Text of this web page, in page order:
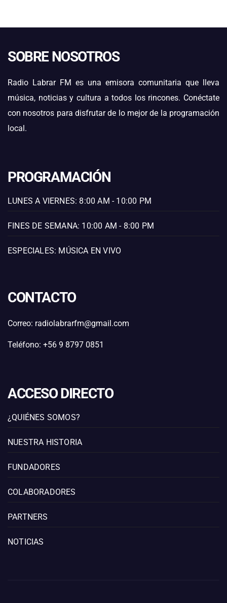
SOBRE NOSOTROS
Radio Labrar FM es una emisora comunitaria que lleva
música, noticias y cultura a todos los rincones. Conéctate
con nosotros para disfrutar de lo mejor de la programación
local.
PROGRAMACIÓN
LUNES A VIERNES: 8:00 AM - 10:00 PM
FINES DE SEMANA: 10:00 AM - 8:00 PM
ESPECIALES: MÚSICA EN VIVO
CONTACTO
Correo: radiolabrarfm@gmail.com
Teléfono: +56 9 8797 0851
ACCESO DIRECTO
¿QUIÉNES SOMOS?
NUESTRA HISTORIA
FUNDADORES
COLABORADORES
PARTNERS
NOTICIAS